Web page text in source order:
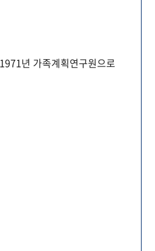
년 가족계획연구원으로